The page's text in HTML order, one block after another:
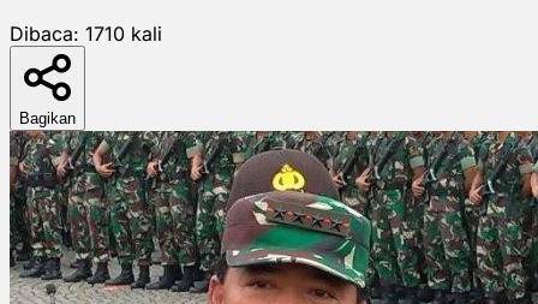
Dibaca: 1710 kali
Bagikan